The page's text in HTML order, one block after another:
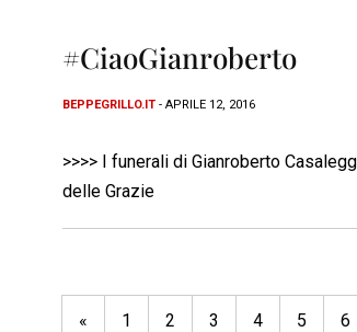
#CiaoGianroberto
BEPPEGRILLO.IT - APRILE 12, 2016
>>>> I funerali di Gianroberto
delle Grazie
« 1 2 3 4 5 6